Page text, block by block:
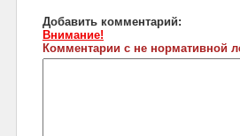
Добавить комментарий:
Внимание!
Комментарии с не нормативной